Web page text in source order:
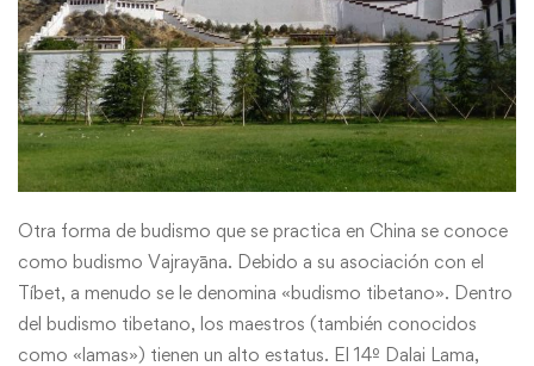
Otra forma de budismo que se practica en China se conoce
como budismo Vajrayāna. Debido a su asociación con el
Tíbet, a menudo se le denomina «budismo tibetano». Dentro
del budismo tibetano, los maestros (también conocidos
como «lamas») tienen un alto estatus. El 14º Dalai Lama,